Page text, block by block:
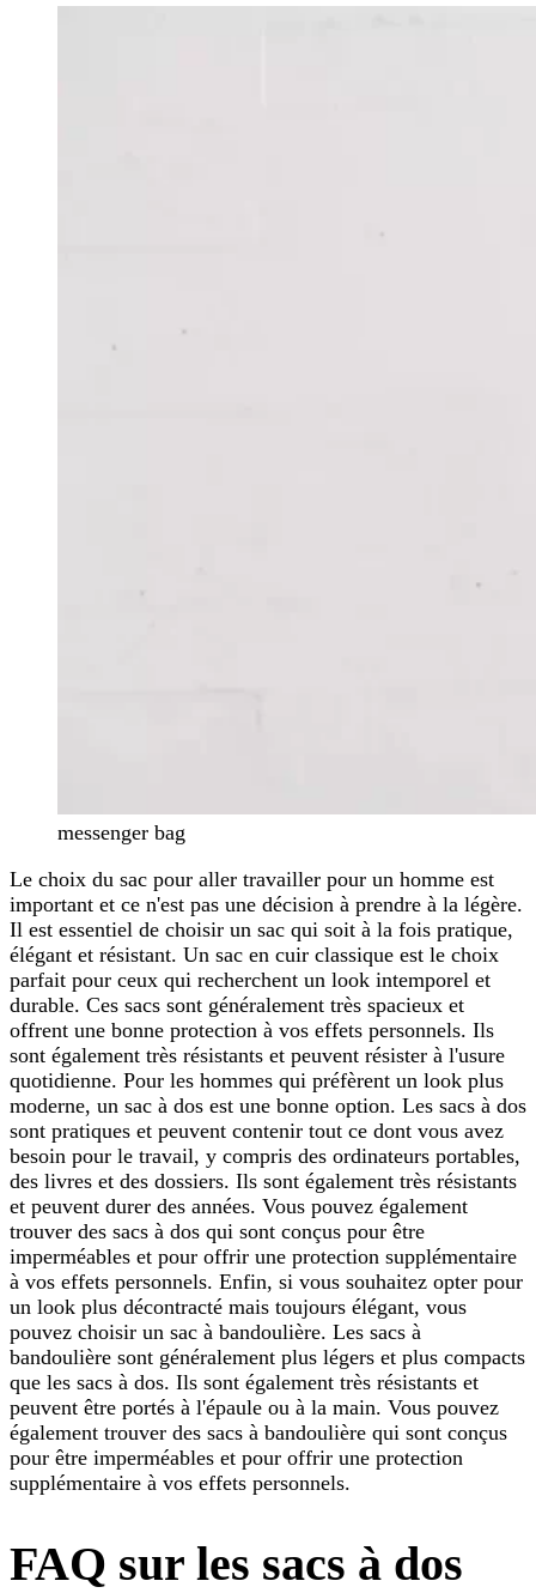
messenger bag
Le choix du sac pour aller travailler pour un homme est
important et ce n'est pas une décision à prendre à la légère.
Il est essentiel de choisir un sac qui soit à la fois pratique,
élégant et résistant. Un sac en cuir classique est le choix
parfait pour ceux qui recherchent un look intemporel et
durable. Ces sacs sont généralement très spacieux et
offrent une bonne protection à vos effets personnels. Ils
sont également très résistants et peuvent résister à l'usure
quotidienne. Pour les hommes qui préfèrent un look plus
moderne, un sac à dos est une bonne option. Les sacs à dos
sont pratiques et peuvent contenir tout ce dont vous avez
besoin pour le travail, y compris des ordinateurs portables,
des livres et des dossiers. Ils sont également très résistants
et peuvent durer des années. Vous pouvez également
trouver des sacs à dos qui sont conçus pour être
imperméables et pour offrir une protection supplémentaire
à vos effets personnels. Enfin, si vous souhaitez opter pour
un look plus décontracté mais toujours élégant, vous
pouvez choisir un sac à bandoulière. Les sacs à
bandoulière sont généralement plus légers et plus compacts
que les sacs à dos. Ils sont également très résistants et
peuvent être portés à l'épaule ou à la main. Vous pouvez
également trouver des sacs à bandoulière qui sont conçus
pour être imperméables et pour offrir une protection
supplémentaire à vos effets personnels.
FAQ sur les sacs à dos